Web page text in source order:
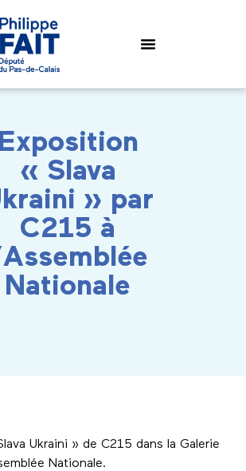
Exposition
« Slava
» par
C215 à
Nationale
Ukraini » de C215 dans la Galerie
Nationale.